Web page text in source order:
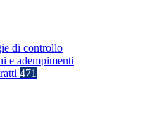
di controllo
e adempimenti
471